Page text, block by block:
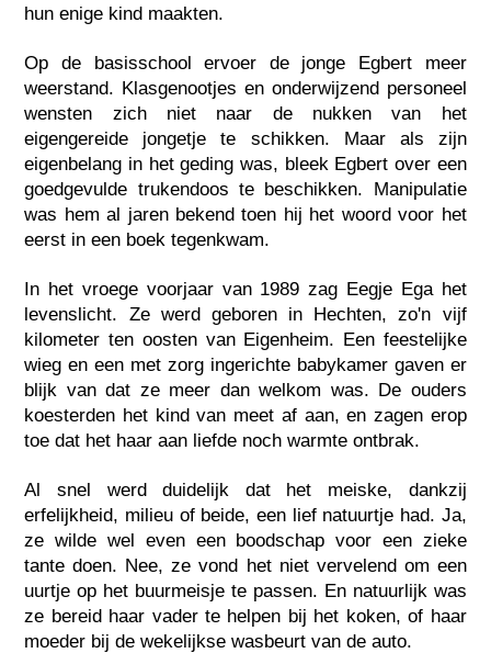
hun enige kind maakten.
Op de basisschool ervoer de jonge Egbert meer
weerstand. Klasgenootjes en onderwijzend personeel
wensten zich niet naar de nukken van het
eigengereide jongetje te schikken. Maar als zijn
eigenbelang in het geding was, bleek Egbert over een
goedgevulde trukendoos te beschikken. Manipulatie
was hem al jaren bekend toen hij het woord voor het
eerst in een boek tegenkwam.
In het vroege voorjaar van 1989 zag Eegje Ega het
levenslicht. Ze werd geboren in Hechten, zo'n vijf
kilometer ten oosten van Eigenheim. Een feestelijke
wieg en een met zorg ingerichte babykamer gaven er
blijk van dat ze meer dan welkom was. De ouders
koesterden het kind van meet af aan, en zagen erop
toe dat het haar aan liefde noch warmte ontbrak.
Al snel werd duidelijk dat het meiske, dankzij
erfelijkheid, milieu of beide, een lief natuurtje had. Ja,
ze wilde wel even een boodschap voor een zieke
tante doen. Nee, ze vond het niet vervelend om een
uurtje op het buurmeisje te passen. En natuurlijk was
ze bereid haar vader te helpen bij het koken, of haar
moeder bij de wekelijkse wasbeurt van de auto.